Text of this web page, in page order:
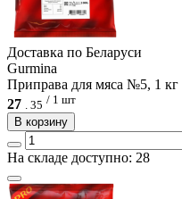
Доcтавка по Беларуси
Gurmina
Приправа для мяса №5, 1 кг
27 . 35 / 1 шт
В корзину
На складе доступно: 28